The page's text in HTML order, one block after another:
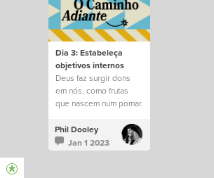
Dia 3: Estabeleça
objetivos internos
Deus faz surgir dons
em nós, como frutas
que nascem num pomar.
Phil Dooley
Jan 1 2023